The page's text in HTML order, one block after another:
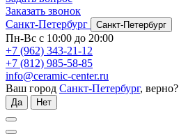
Заказать звонок
Санкт-Петербург
Санкт-Петербург
Пн-Вс с 10:00 до 20:00
+7 (962) 343-21-12
+7 (812) 985-58-85
info@ceramic-center.ru
Ваш город Санкт-Петербург, верно?
Да Нет